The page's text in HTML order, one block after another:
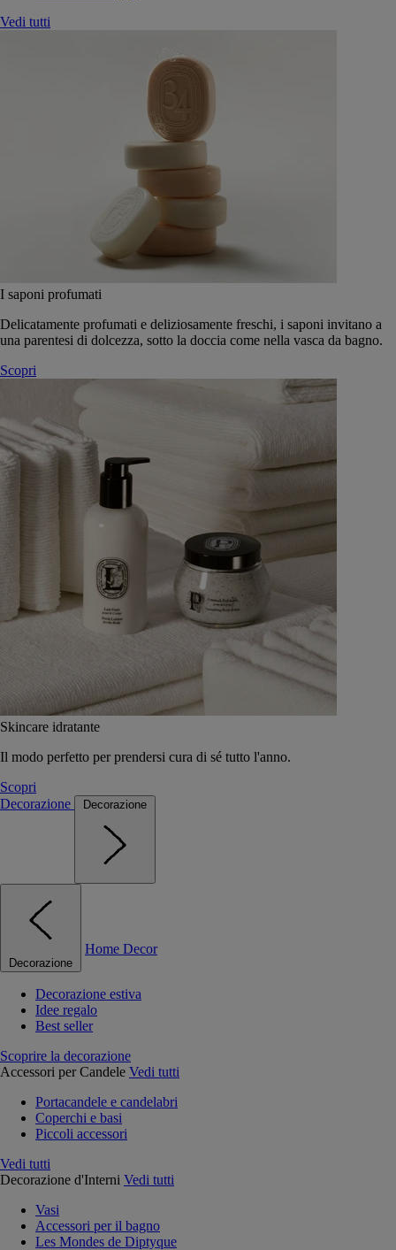
Vedi tutti
I saponi profumati
Delicatamente profumati e deliziosamente freschi, i saponi invitano a
una parentesi di dolcezza, sotto la doccia come nella vasca da bagno.
Scopri
Skincare idratante
Il modo perfetto per prendersi cura di sé tutto l'anno.
Scopri
Decorazione
Decorazione
Decorazione
Home Decor
Decorazione estiva
Idee regalo
Best seller
Scoprire la decorazione
Accessori per Candele Vedi tutti
Portacandele e candelabri
Coperchi e basi
Piccoli accessori
Vedi tutti
Decorazione d'Interni Vedi tutti
Vasi
Accessori per il bagno
Les Mondes de Diptyque